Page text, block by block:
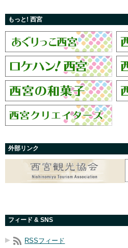
もっと! 西宮
外部リンク
フィード & SNS
RSSフィード